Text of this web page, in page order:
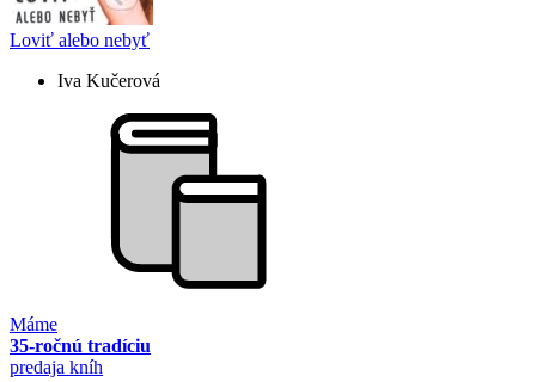
Loviť alebo nebyť
Iva Kučerová
Máme
35-ročnú tradíciu
predaja kníh